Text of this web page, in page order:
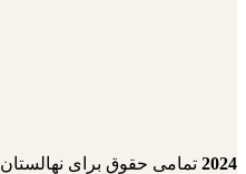
2024 تمامی حقوق برای نهالستان 20 نهال محفوظ میباشد